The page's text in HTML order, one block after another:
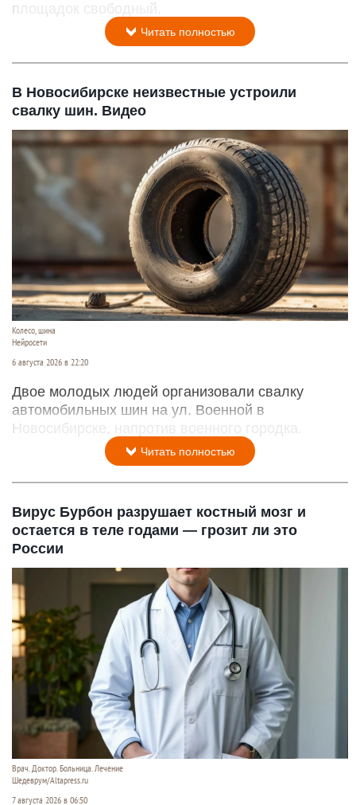
площадок свободный.
Читать полностью
В Новосибирске неизвестные устроили
свалку шин. Видео
Колесо, шина
Нейросети
6 августа 2026 в 22:20
Двое молодых людей организовали свалку
автомобильных шин на ул. Военной в
Новосибирске, напротив военного городка.
Читать полностью
Вирус Бурбон разрушает костный мозг и
остается в теле годами — грозит ли это
России
Врач. Доктор. Больница. Лечение
Шедеврум/Altapress.ru
7 августа 2026 в 06:50